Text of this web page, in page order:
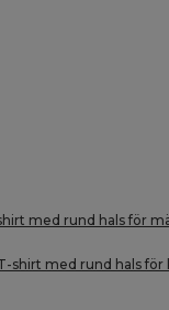
med rund hals för
shirt med rund hals för